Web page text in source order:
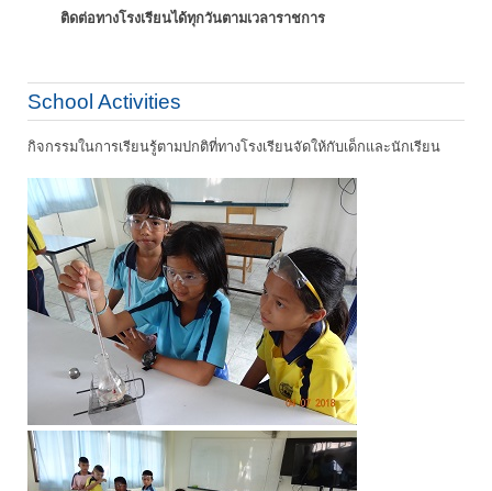
ติดต่อทางโรงเรียนได้ทุกวันตามเวลาราชการ
School Activities
กิจกรรมในการเรียนรู้ตามปกติที่ทางโรงเรียนจัดให้กับเด็กและนักเรียน